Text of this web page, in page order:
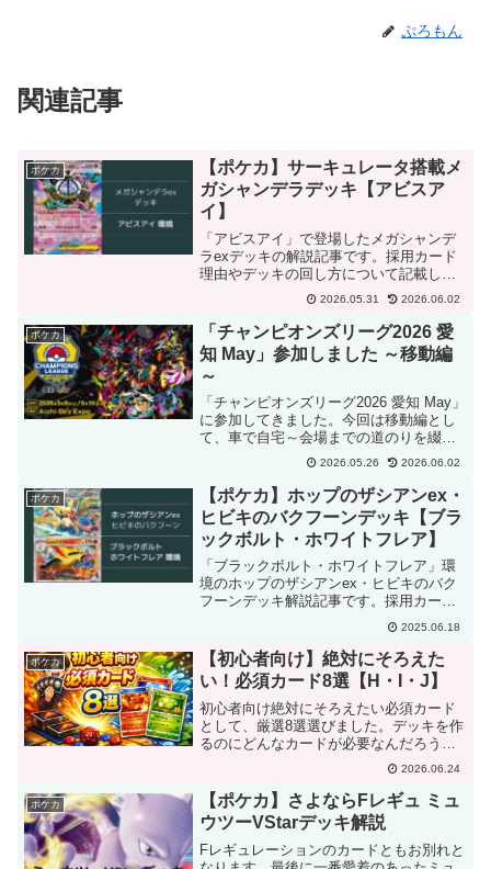
ぷろもん
関連記事
ポケカ
【ポケカ】サーキュレータ搭載メ
ガシャンデラデッキ【アビスア
イ】
「アビスアイ」で登場したメガシャンデ
ラexデッキの解説記事です。採用カード
理由やデッキの回し方について記載して
2026.05.31 2026.06.02
ポケカ
「チャンピオンズリーグ2026 愛
知 May」参加しました ～移動編
～
「チャンピオンズリーグ2026 愛知 May」
に参加してきました。今回は移動編とし
て、車で自宅～会場までの道のりを綴り
2026.05.26 2026.06.02
ポケカ
【ポケカ】ホップのザシアンex・
ヒビキのバクフーンデッキ【ブラ
ックボルト・ホワイトフレア】
「ブラックボルト・ホワイトフレア」環
境のホップのザシアンex・ヒビキのバク
フーンデッキ解説記事です。採用カード
理由やデッキの回し方について記載して
2025.06.18
ポケカ
【初心者向け】絶対にそろえた
い！必須カード8選【H・I・J】
初心者向け絶対にそろえたい必須カード
として、厳選8選選びました。デッキを作
るのにどんなカードが必要なんだろう？
という方向けに記載しました。 2026.06.24
ポケカ
【ポケカ】さよならFレギュ ミュ
ウツーVStarデッキ解説
Fレギュレーションのカードともお別れと